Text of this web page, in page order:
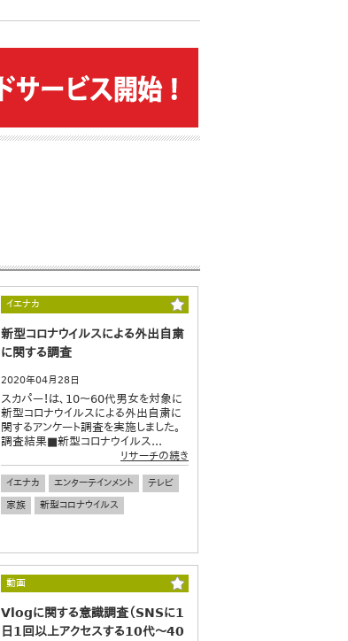
イエナカ
新型コロナウイルスによる外出自粛
に関する調査
2020年04月28日
スカパー！は、10～60代男女を対象に
新型コロナウイルスによる外出自粛に
関するアンケート調査を実施しました。
調査結果■新型コロナウイルス...
リサーチの続き
イエナカ エンターテインメント
テレビ
家族
新型コロナウイルス
動画
Vlogに関する意識調査（SNSに1
日1回以上アクセスする10代～40